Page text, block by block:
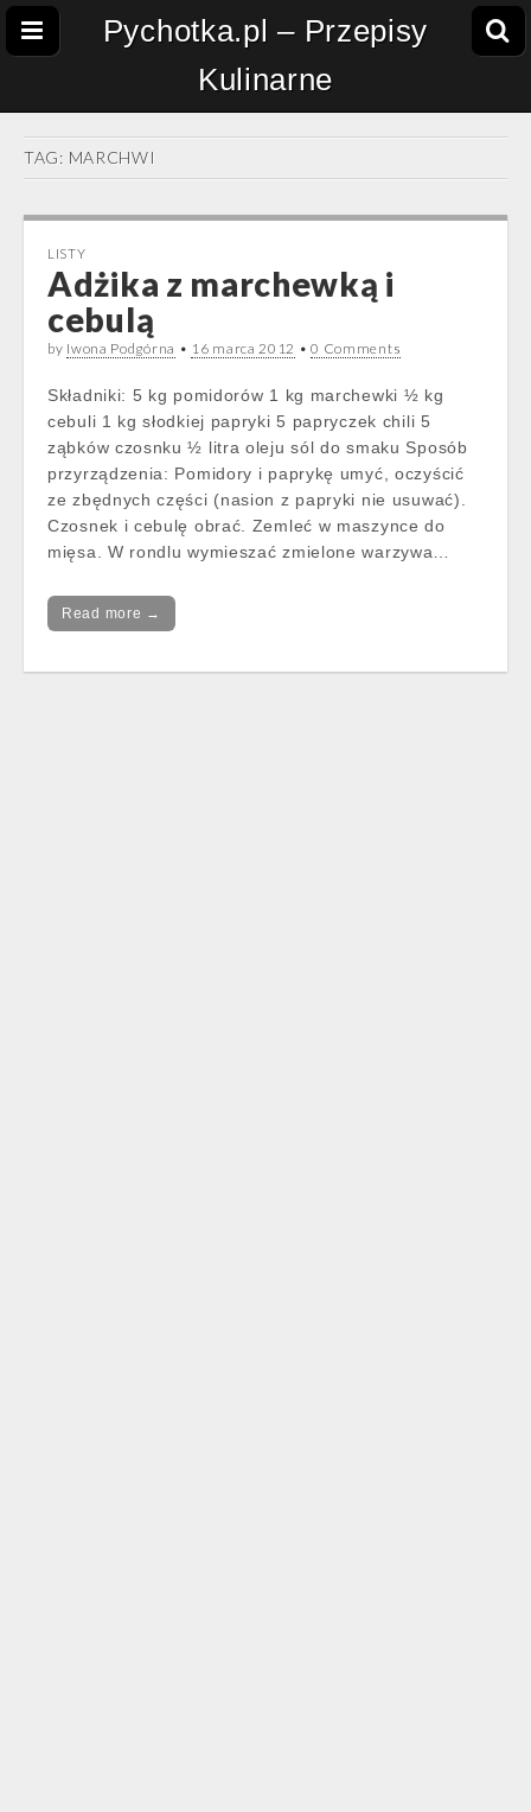
Pychotka.pl – Przepisy
Kulinarne
TAG: MARCHWI
LISTY
Adżika z marchewką i
cebulą
by Iwona Podgórna • 16 marca 2012 •0 Comments
Składniki: 5 kg pomidorów 1 kg marchewki ½ kg
cebuli 1 kg słodkiej papryki 5 papryczek chili 5
ząbków czosnku ½ litra oleju sól do smaku Sposób
przyrządzenia: Pomidory i paprykę umyć, oczyścić
ze zbędnych części (nasion z papryki nie usuwać).
Czosnek i cebulę obrać. Zemleć w maszynce do
mięsa. W rondlu wymieszać zmielone warzywa…
Read more →